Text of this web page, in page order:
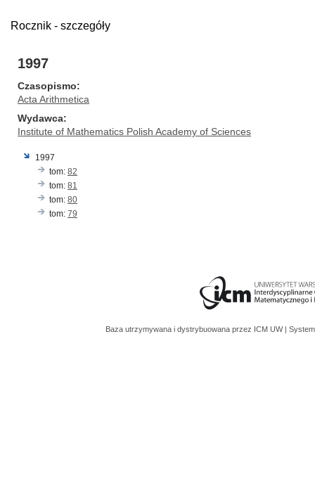
Rocznik - szczegóły
1997
Czasopismo
Acta Arithmetica
Wydawca
Institute of Mathematics Polish Academy of Sciences
1997
tom: 82
tom: 81
tom: 80
tom: 79
Baza utrzymywana i dystrybuowana przez ICM UW |